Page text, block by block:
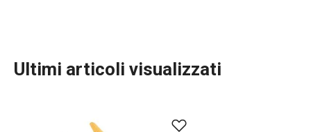
Ultimi articoli visualizzati